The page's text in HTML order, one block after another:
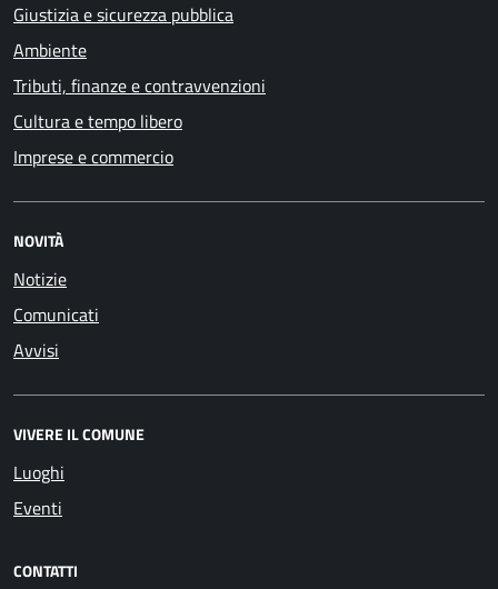
Giustizia e sicurezza pubblica
Ambiente
Tributi, finanze e contravvenzioni
Cultura e tempo libero
Imprese e commercio
NOVITÀ
Notizie
Comunicati
Avvisi
VIVERE IL COMUNE
Luoghi
Eventi
CONTATTI